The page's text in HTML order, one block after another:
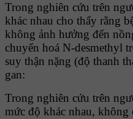
Trong nghiên cứu trên
khác nhau cho thấy rằng
không ảnh hưởng đến
chuyển hoá N-desmethyl
suy thận nặng (độ thanh
gan:
Trong nghiên cứu trên
mức độ khác nhau, không